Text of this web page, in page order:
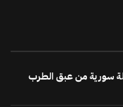
سورية من عبق الطرب